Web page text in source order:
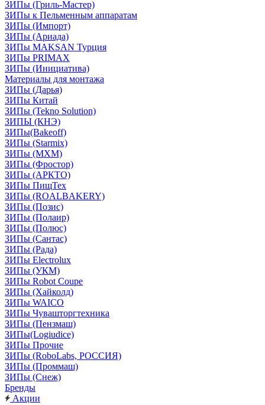
ЗИПы (Гриль-Мастер)
ЗИПы к Пельменным аппаратам
ЗИПы (Импорт)
ЗИПы (Ариада)
ЗИПы MAKSAN Турция
ЗИПы PRIMAX
ЗИПы (Инициатива)
Материалы для монтажа
ЗИПы (Дарья)
ЗИПы Китай
ЗИПы (Tekno Solution)
ЗИПЫ (КНЭ)
ЗИПы(Bakeoff)
ЗИПы (Starmix)
ЗИПы (МХМ)
ЗИПы (Фростор)
ЗИПы (АРКТО)
ЗИПы ПищТех
ЗИПы (ROALBAKERY)
ЗИПы (Позис)
ЗИПы (Полаир)
ЗИПы (Полюс)
ЗИПы (Сантас)
ЗИПы (Рада)
ЗИПы Electrolux
ЗИПы (УКМ)
ЗИПы Robot Coupe
ЗИПы (Хайколд)
ЗИПы WAICO
ЗИПы Чувашторгтехника
ЗИПы (Пензмаш)
ЗИПы(Logiudice)
ЗИПы Прочие
ЗИПы (RoboLabs, РОССИЯ)
ЗИПы (Проммаш)
ЗИПы (Снеж)
Бренды
Акции